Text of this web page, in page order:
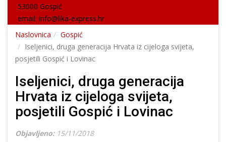
53000 Gospić
email: info@lika-express.hr
Naslovnica
Gospić
Iseljenici, druga generacija Hrvata iz cijeloga svijeta,
posjetili Gospić i Lovinac
Iseljenici, druga generacija
Hrvata iz cijeloga svijeta,
posjetili Gospić i Lovinac
Objavljeno: 15/11/2018